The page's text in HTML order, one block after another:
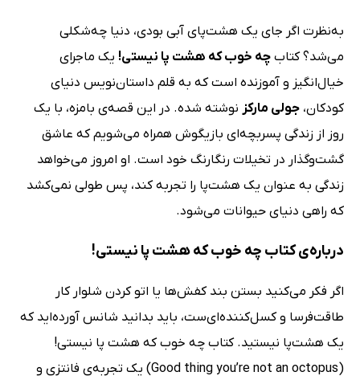
به‌نظرت اگر جای یک هشت‌پای آبی بودی، دنیا چه‌شکلی
می‌شد؟ کتاب چه خوب که هشت پا نیستی! یک ماجرای
خیال‌انگیز و آموزنده است که به قلم داستان‌نویس دنیای
کودکان، جولی مارکز نوشته شده. در این قصه‌ی بامزه، با یک
روز از زندگی پسربچه‌ای بازیگوش همراه می‌شویم که عاشق
گشت‌وگذار در تخیلات رنگارنگ خود است. او امروز می‌خواهد
زندگی به عنوان یک هشت‌پا را تجربه کند، پس طولی نمی‌کشد
که راهی دنیای حیوانات می‌شود.
درباره‌‌ی کتاب چه خوب که هشت پا نیستی!
اگر فکر می‌کنید بستن بند کفش‌ها یا اتو کردن شلوار کار
طاقت‌فرسا و کسل‌کننده‌ای‌ست، باید بدانید شانس آورده‌اید که
یک هشت‌پا نیستید. کتاب چه خوب که هشت پا نیستی!
(Good thing you’re not an octopus) یک تجربه‌ی فانتزی و